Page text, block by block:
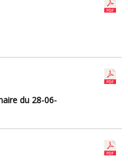
du 28-06-